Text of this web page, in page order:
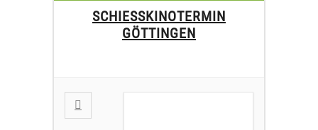
SCHIESSKINOTERMIN G
ÖTTINGEN